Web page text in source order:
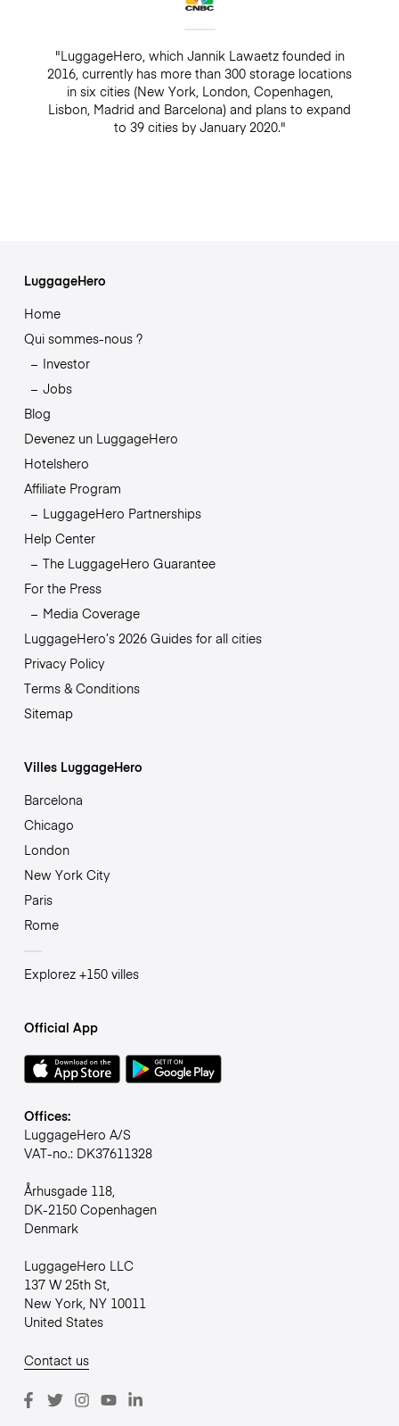
"LuggageHero, which Jannik Lawaetz founded in
2016, currently has more than 300 storage locations
in six cities (New York, London, Copenhagen,
Lisbon, Madrid and Barcelona) and plans to expand
to 39 cities by January 2020."
LuggageHero
Home
Qui sommes-nous ?
Investor
Jobs
Blog
Devenez un LuggageHero
Hotelshero
Affiliate Program
LuggageHero Partnerships
Help Center
The LuggageHero Guarantee
For the Press
Media Coverage
LuggageHero’s 2026 Guides for all cities
Privacy Policy
Terms & Conditions
Sitemap
Villes LuggageHero
Barcelona
Chicago
London
New York City
Paris
Rome
Explorez +150 villes
Official App
Offices:
LuggageHero A/S
VAT-no.: DK37611328
Århusgade 118,
DK-2150 Copenhagen
Denmark
LuggageHero LLC
137 W 25th St,
New York, NY 10011
United States
Contact us